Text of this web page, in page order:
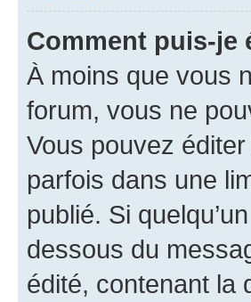
Comment puis-je
À moins que vous
forum, vous ne
Vous pouvez
parfois dans une
publié. Si
dessous du
édité, contenant la